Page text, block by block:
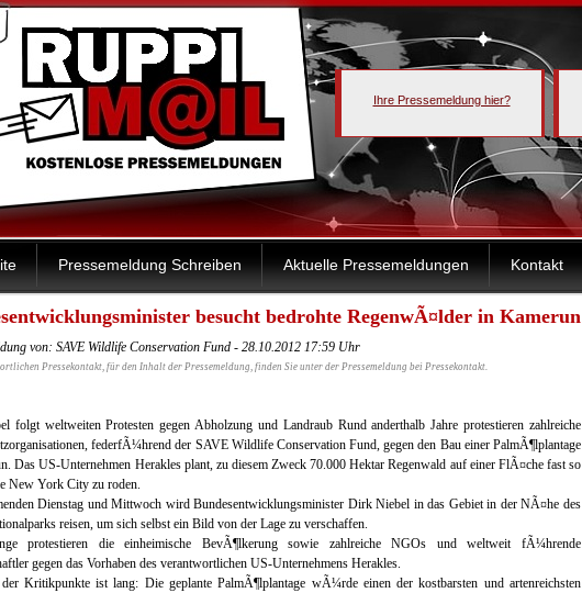
Ihre Pressemeldung hier?
Pressemeldung Schreiben Aktuelle Pressemeldungen Kontakt
besucht bedrohte RegenwÃ¤lder in Kamerun
von: SAVE Wildlife Conservation Fund - 28.10.2012 17:59 Uhr
Pressekontakt, für den Inhalt der Pressemeldung, finden Sie unter der Pressemeldung bei Pressekontakt.
folgt weltweiten Protesten gegen Abholzung und Landraub Rund anderthalb Jahre protestieren zahlreiche
federfÃ¼hrend der SAVE Wildlife Conservation Fund, gegen den Bau einer PalmÃ¶lplantage
Das US-Unternehmen Herakles plant, zu diesem Zweck 70.000 Hektar Regenwald auf einer FlÃ¤che fast so
New York City zu roden.
Dienstag und Mittwoch wird Bundesentwicklungsminister Dirk Niebel in das Gebiet in der NÃ¤he des
reisen, um sich selbst ein Bild von der Lage zu verschaffen.
protestieren die einheimische BevÃ¶lkerung sowie zahlreiche NGOs und weltweit fÃ¼hrende
gegen das Vorhaben des verantwortlichen US-Unternehmens Herakles.
Kritikpunkte ist lang: Die geplante PalmÃ¶lplantage wÃ¼rde einen der kostbarsten und artenreichsten